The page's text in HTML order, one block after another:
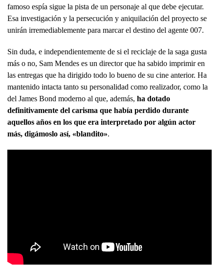
famoso espía sigue la pista de un personaje al que debe ejecutar.
Esa investigación y la persecución y aniquilación del proyecto se
unirán irremediablemente para marcar el destino del agente 007.
Sin duda, e independientemente de si el reciclaje de la saga gusta
más o no, Sam Mendes es un director que ha sabido imprimir en
las entregas que ha dirigido todo lo bueno de su cine anterior. Ha
mantenido intacta tanto su personalidad como realizador, como la
del James Bond moderno al que, además, ha dotado
definitivamente del carisma que había perdido durante
aquellos años en los que era interpretado por algún actor
más, digámoslo así, «blandito».